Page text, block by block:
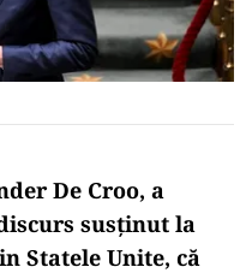
De Croo, a
susținut la
Statele Unite, că